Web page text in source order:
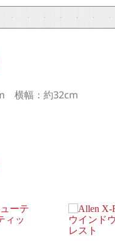
横幅：約32cm